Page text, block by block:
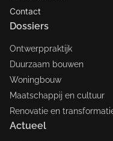
Contact
Dossiers
Ontwerppraktijk
Duurzaam bouwen
Woningbouw
Maatschappij en cultuur
Renovatie en
Actueel